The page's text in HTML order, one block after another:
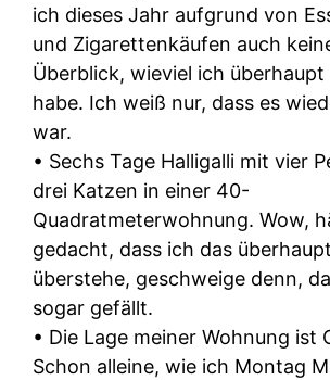
ich dieses Jahr aufgrund von
und Zigarettenkäufen auch
Überblick, wieviel ich überhaupt
habe. Ich weiß nur, dass es
war.
• Sechs Tage Halligalli mit vier
drei Katzen in einer 40-
Quadratmeterwohnung. Wow,
gedacht, dass ich das
überstehe, geschweige denn,
sogar gefällt.
• Die Lage meiner Wohnung ist
Schon alleine, wie ich Montag